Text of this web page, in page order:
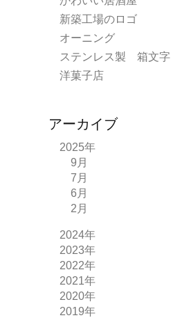
新築工場のロゴ
オーニング
ステンレス製 箱文字
洋菓子店
アーカイブ
2025年
9月
7月
6月
2月
2024年
2023年
2022年
2021年
2020年
2019年